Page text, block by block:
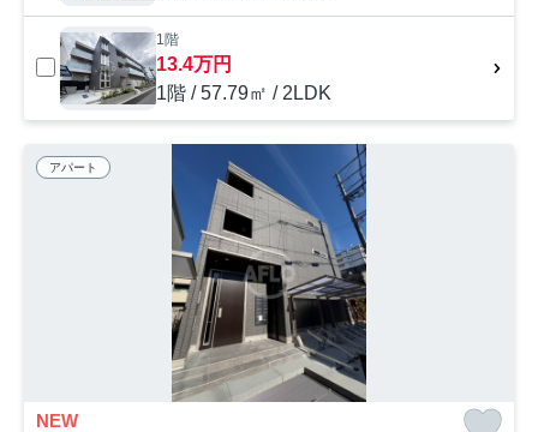
1階
13.4万円
1階 / 57.79㎡ / 2LDK
アパート
NEW